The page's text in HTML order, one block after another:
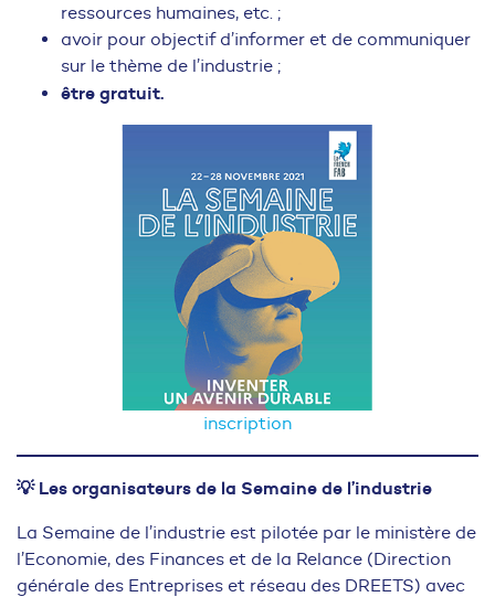
ressources humaines, etc. ;
avoir pour objectif d’informer et de communiquer
sur le thème de l’industrie ;
être gratuit.
inscription
💡 Les organisateurs de la Semaine de l’industrie
La Semaine de l’industrie est pilotée par le ministère de
l’Economie, des Finances et de la Relance (Direction
générale des Entreprises et réseau des DREETS) avec